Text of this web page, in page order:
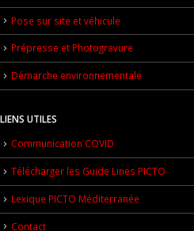
Pose sur site et véhicule
Prépresse et Photogravure
Démarche environnementale
LIENS UTILES
Communication COVID
Télécharger les Guide Lines PICTO
Lexique PICTO Méditerranée
Contact